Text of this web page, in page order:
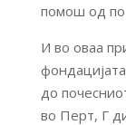
помош од
И во оваа
до
во Перт, Г